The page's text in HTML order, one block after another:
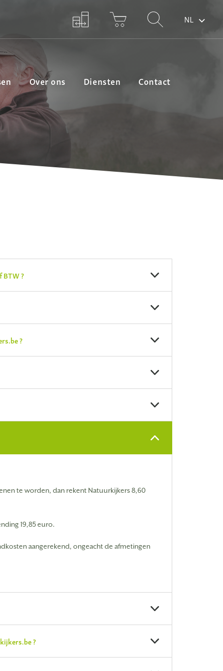
NL
Over ons Diensten Contact
?
?
te worden, dan rekent Natuurkijkers 8,60
19,85 euro.
aangerekend, ongeacht de afmetingen
?